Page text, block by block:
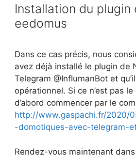
Installation du plugin
eedomus
Dans ce cas précis, nous
avez déjà installé le plugin de
Telegram @InflumanBot et
opérationnel. Si ce n’est pas
d’abord commencer par le
http://www.gaspachi.fr/2020/
-domotiques-avec-telegram-
Rendez-vous maintenant